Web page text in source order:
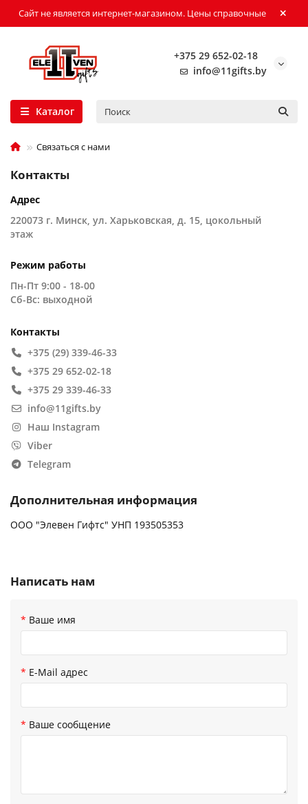
Сайт не является интернет-магазином. Цены справочные
+375 29 652-02-18
info@11gifts.by
Каталог
Связаться с нами
Контакты
Адрес
220073 г. Минск, ул. Харьковская, д. 15, цокольный
этаж
Режим работы
Пн-Пт 9:00 - 18-00
Сб-Вс: выходной
Контакты
+375 (29) 339-46-33
+375 29 652-02-18
+375 29 339-46-33
info@11gifts.by
Наш Instagram
Viber
Telegram
Дополнительная информация
ООО "Элевен Гифтс" УНП 193505353
Написать нам
Ваше имя
E-Mail адрес
Ваше сообщение